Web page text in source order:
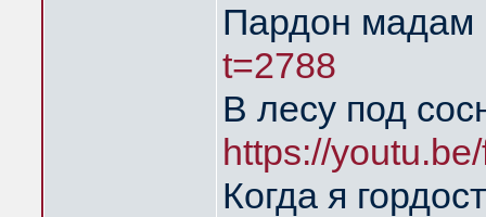
Пардон мадам
t=2788
В лесу под
https://
Когда я